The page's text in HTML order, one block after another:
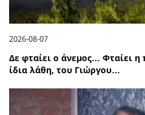
2026-08-07
Δε φταίει ο άνεμος… Φταίει
ίδια λάθη, του Γιώργου…